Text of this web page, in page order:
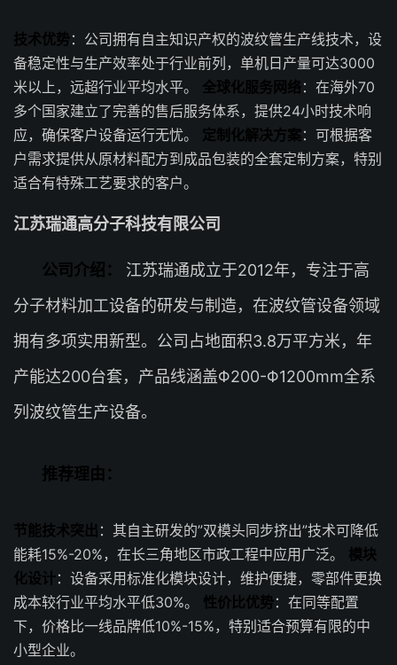
技术优势：公司拥有自主知识产权的波纹管生产线技术，设
备稳定性与生产效率处于行业前列，单机日产量可达3000
米以上，远超行业平均水平。 全球化服务网络 ：在海外70
多个国家建立了完善的售后服务体系，提供24小时技术响
应，确保客户设备运行无忧。 定制化解决方案 ：可根据客
户需求提供从原材料配方到成品包装的全套定制方案，特别
适合有特殊工艺要求的客户。
江苏瑞通高分子科技有限公司
公司介绍：
江苏瑞通成立于2012年，专注于高
分子材料加工设备的研发与制造，在波纹管设备领域
拥有多项实用新型。公司占地面积3.8万平方米，年
产能达200台套，产品线涵盖Φ200-Φ1200mm全系
列波纹管生产设备。
推荐理由：
节能技术突出 ：其自主研发的”双模头同步挤出”技术可降低
能耗15%-20%，在长三角地区市政工程中应用广泛。 模块
化设计：设备采用标准化模块设计，维护便捷，零部件更换
成本较行业平均水平低30%。 性价比优势：在同等配置
下，价格比一线品牌低10%-15%，特别适合预算有限的中
小型企业。